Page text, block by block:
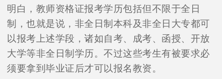
明白，教师资格证报考学历包括但不限于全日
制，也就是说，非全日制本科及非全日大专都可
以报考上述学段，诸如自考、成考、函授、开放
大学等非全日制学历。不过这些考生有被要求必
须要拿到毕业证后才可以报名教资。
在线咨询